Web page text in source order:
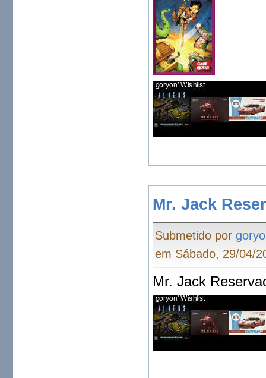
Mr. Jack
Submetido por
em Sábado, 29/04/
Mr. Jack